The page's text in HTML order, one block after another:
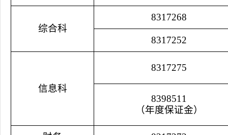
综合科
8317268
8317252
信息科
8317275
8398511
（年度保证金）